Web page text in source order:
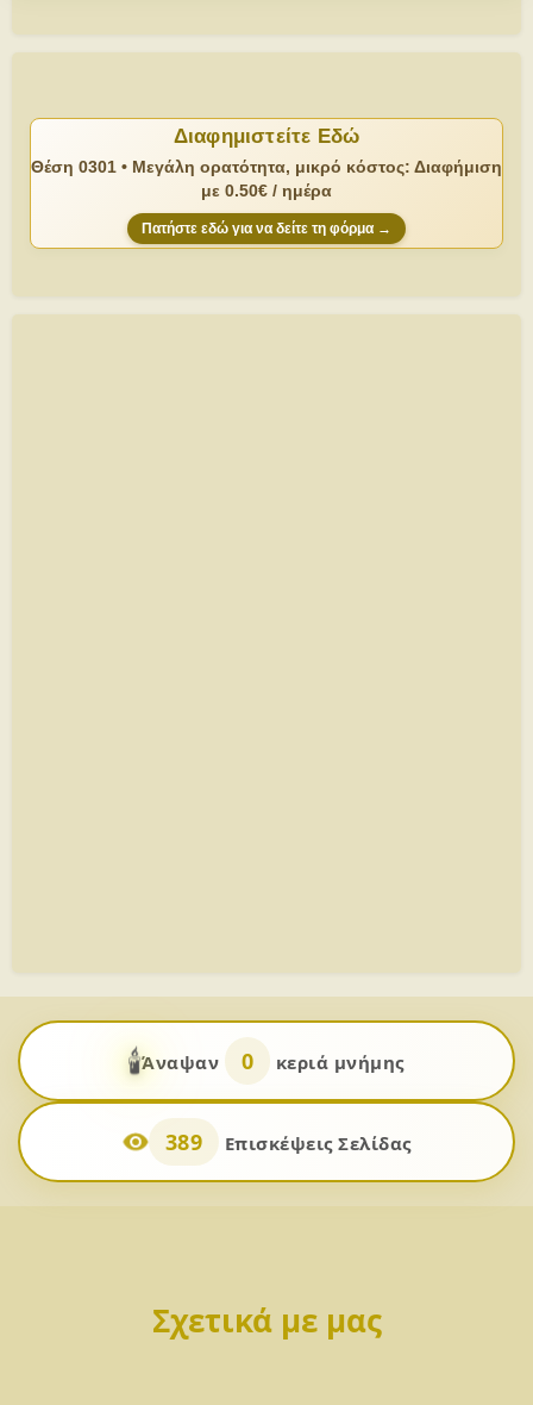
Διαφημιστείτε Εδώ
Θέση 0301 • Μεγάλη ορατότητα, μικρό κόστος: Διαφήμιση
με 0.50€ / ημέρα
Πατήστε εδώ για να δείτε τη φόρμα →
🕯️Άναψαν 0 κεριά μνήμης
389 Επισκέψεις Σελίδας
Σχετικά με μας